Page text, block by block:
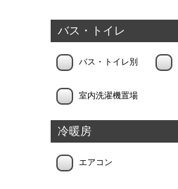
バス・トイレ
バス・トイレ別
室内洗濯機置場
冷暖房
エアコン